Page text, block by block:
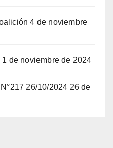
4 de noviembre
1 de noviembre de 2024
26/10/2024 26 de